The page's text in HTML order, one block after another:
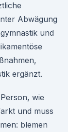
Abwägung
und
ergänzt.
wie
und muss
blemen